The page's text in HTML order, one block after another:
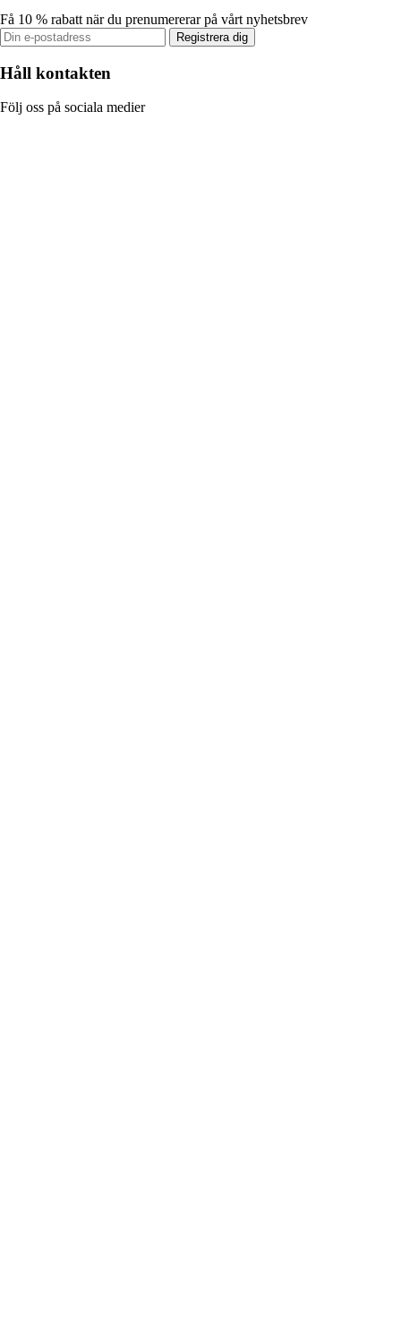
Få 10 % rabatt när du prenumererar på vårt nyhetsbrev
Registrera dig
Håll kontakten
Följ oss på sociala medier